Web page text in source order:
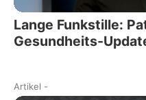
Lange Funkstille:
Gesundheits-
Artikel -